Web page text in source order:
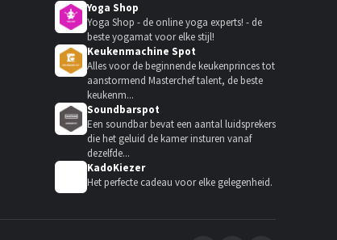
Yoga Shop
Yoga Shop - de online yoga experts! - de
beste yogamat voor elke stijl!
Keukenmachine Spot
Alles voor de beginnende keukenprinces tot
aanstormend Masterchef talent, de beste
keukenm...
Soundbarspot
Een soundbar bevat een aantal luidsprekers
die het geluid de kamer insturen vanaf
dezelfde...
KadoKiezer
Het perfecte cadeau voor elke gelegenheid.